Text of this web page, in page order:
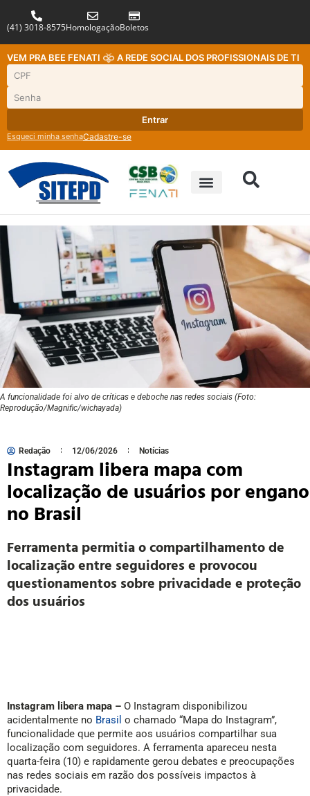
(41) 3018-8575HomologaçãoBoletos
VEM PRA BEE FENATI A REDE SOCIAL DOS PROFISSIONAIS DE TI
Entrar
Esqueci minha senhaCadastre-se
A funcionalidade foi alvo de críticas e deboche nas redes sociais (Foto:
Reprodução/Magnific/wichayada)
Redação 12/06/2026 Notícias
Instagram libera mapa com
localização de usuários por engano
no Brasil
Ferramenta permitia o compartilhamento de
localização entre seguidores e provocou
questionamentos sobre privacidade e proteção
dos usuários
Instagram libera mapa – O Instagram disponibilizou
acidentalmente no Brasil o chamado “Mapa do Instagram”,
funcionalidade que permite aos usuários compartilhar sua
localização com seguidores. A ferramenta apareceu nesta
quarta-feira (10) e rapidamente gerou debates e preocupações
nas redes sociais em razão dos possíveis impactos à
privacidade.